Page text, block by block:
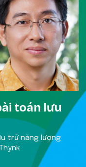
toán lưu
trữ năng lượng